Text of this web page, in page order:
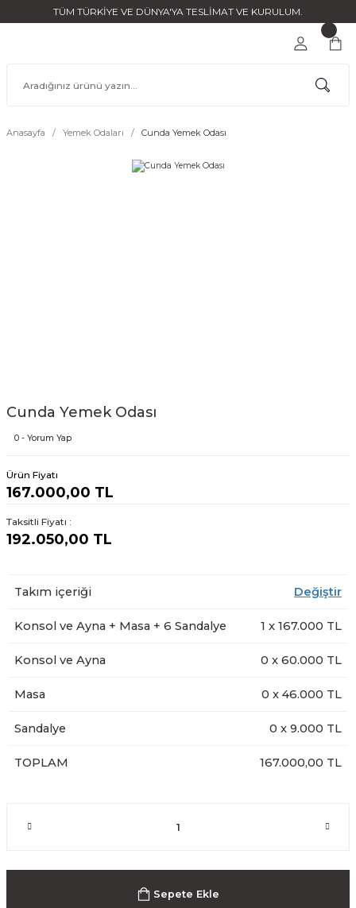
TÜM TÜRKİYE VE DÜNYA'YA TESLİMAT VE KURULUM.
Anasayfa Yemek Odaları Cunda Yemek Odası
Cunda Yemek Odası
0 - Yorum Yap
Ürün Fiyatı
167.000,00 TL
Taksitli Fiyatı :
192.050,00 TL
Takım içeriği Değiştir
Konsol ve Ayna + Masa + 6 Sandalye 1 x 167.000 TL
Konsol ve Ayna 0 x 60.000 TL
Masa 0 x 46.000 TL
Sandalye 0 x 9.000 TL
TOPLAM 167.000,00 TL
Sepete Ekle